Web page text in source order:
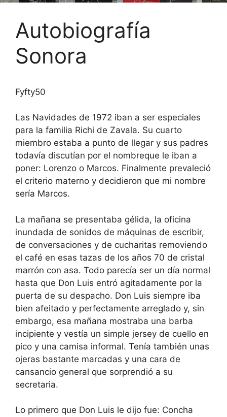
Autobiografía
Sonora
Fyfty50
Las Navidades de 1972 iban a ser especiales
para la familia Richi de Zavala. Su cuarto
miembro estaba a punto de llegar y sus padres
todavía discutían por el nombreque le iban a
poner: Lorenzo o Marcos. Finalmente prevaleció
el criterio materno y decidieron que mi nombre
sería Marcos.
La mañana se presentaba gélida, la oficina
inundada de sonidos de máquinas de escribir,
de conversaciones y de cucharitas removiendo
el café en esas tazas de los años 70 de cristal
marrón con asa. Todo parecía ser un día normal
hasta que Don Luis entró agitadamente por la
puerta de su despacho. Don Luis siempre iba
bien afeitado y perfectamente arreglado y, sin
embargo, esa mañana mostraba una barba
incipiente y vestía un simple jersey de cuello en
pico y una camisa informal. Tenía también unas
ojeras bastante marcadas y una cara de
cansancio general que sorprendió a su
secretaria.
Lo primero que Don Luis le dijo fue: Concha